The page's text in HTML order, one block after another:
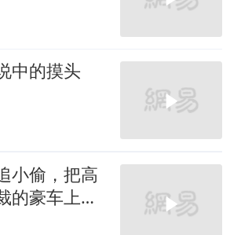
中的摸头
小偷，把高
的豪车上，